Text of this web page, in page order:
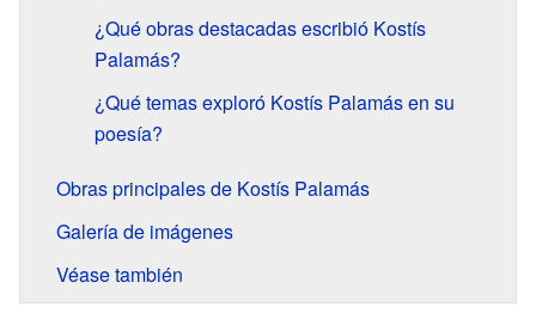
¿Qué obras destacadas escribió Kostís
Palamás?
¿Qué temas exploró Kostís Palamás en su
poesía?
Obras principales de Kostís Palamás
Galería de imágenes
Véase también